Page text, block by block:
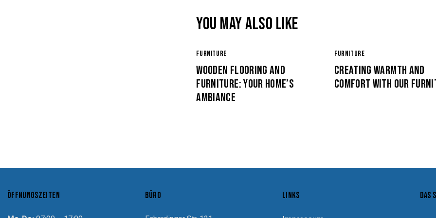
YOU MAY ALSO LIKE
FURNITURE
WOODEN FLOORING AND
FURNITURE: YOUR HOME’S
AMBIANCE
FURNITURE
CREATING WARMTH AND
COMFORT WITH OUR
ÖFFNUNGSZEITEN BÜRO LINKS DAS